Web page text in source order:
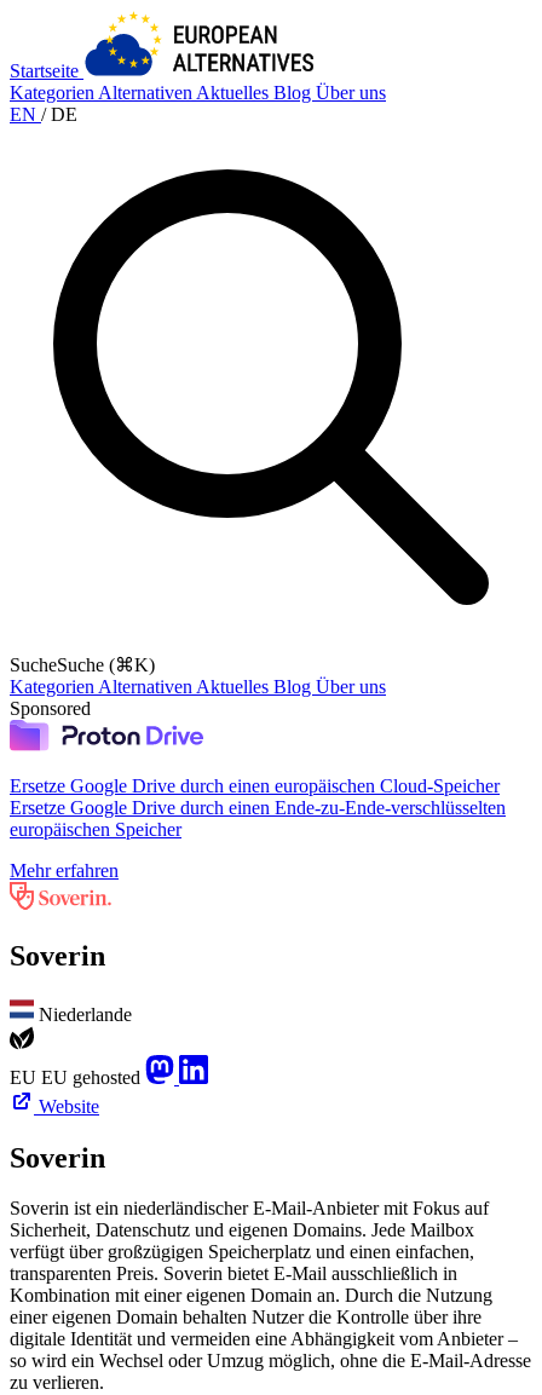
Startseite
Kategorien Alternativen Aktuelles Blog Über uns
EN / DE
SucheSuche (⌘K)
Kategorien Alternativen Aktuelles Blog Über uns
Sponsored
Ersetze Google Drive durch einen europäischen Cloud-Speicher
Ersetze Google Drive durch einen Ende-zu-Ende-verschlüsselten
europäischen Speicher
Mehr erfahren
Soverin
Niederlande
EU EU gehosted
Website
Soverin
Soverin ist ein niederländischer E-Mail-Anbieter mit Fokus auf
Sicherheit, Datenschutz und eigenen Domains. Jede Mailbox
verfügt über großzügigen Speicherplatz und einen einfachen,
transparenten Preis. Soverin bietet E-Mail ausschließlich in
Kombination mit einer eigenen Domain an. Durch die Nutzung
einer eigenen Domain behalten Nutzer die Kontrolle über ihre
digitale Identität und vermeiden eine Abhängigkeit vom Anbieter –
so wird ein Wechsel oder Umzug möglich, ohne die E-Mail-Adresse
zu verlieren.